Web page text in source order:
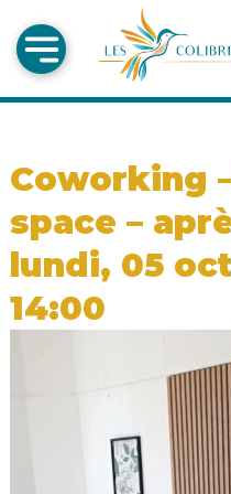
Coworking
space –
lundi, 05
14:00